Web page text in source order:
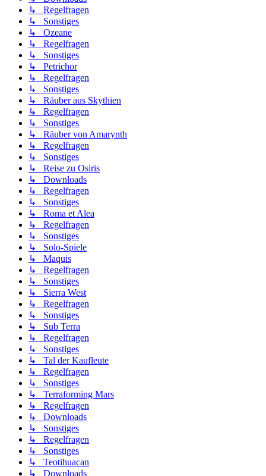
↳ Regelfragen
↳ Sonstiges
↳ Ozeane
↳ Regelfragen
↳ Sonstiges
↳ Petrichor
↳ Regelfragen
↳ Sonstiges
↳ Räuber aus Skythien
↳ Regelfragen
↳ Sonstiges
↳ Räuber von Amarynth
↳ Regelfragen
↳ Sonstiges
↳ Reise zu Osiris
↳ Downloads
↳ Regelfragen
↳ Sonstiges
↳ Roma et Alea
↳ Regelfragen
↳ Sonstiges
↳ Solo-Spiele
↳ Maquis
↳ Regelfragen
↳ Sonstiges
↳ Sierra West
↳ Regelfragen
↳ Sonstiges
↳ Sub Terra
↳ Regelfragen
↳ Sonstiges
↳ Tal der Kaufleute
↳ Regelfragen
↳ Sonstiges
↳ Terraforming Mars
↳ Regelfragen
↳ Downloads
↳ Sonstiges
↳ Regelfragen
↳ Sonstiges
↳ Teotihuacan
↳ Downloads